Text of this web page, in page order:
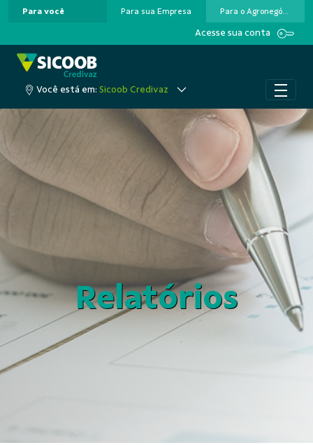
Pular para o Conteúdo principal
Para você Para sua Empresa Para o Agronegócio
Acesse sua conta
Você está em: Sicoob Credivaz
Relatórios